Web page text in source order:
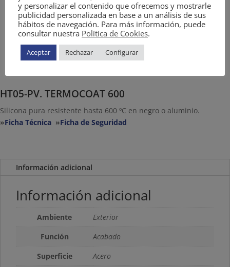
HT05-PV. TERMOCOAT 600
Silicona pura resistente hasta 600 ºC en negro o aluminio.
»Ficha Técnica »Ficha de Seguridad
Información adicional
Información adicional
Ambiente
Exterior
Función
Acabado
Superficie
Acero
y personalizar el contenido que ofrecemos y mostrarle
publicidad personalizada en base a un análisis de sus
hábitos de navegación. Para más información, puede
consultar nuestra Política de Cookies.
Aceptar Rechazar Configurar